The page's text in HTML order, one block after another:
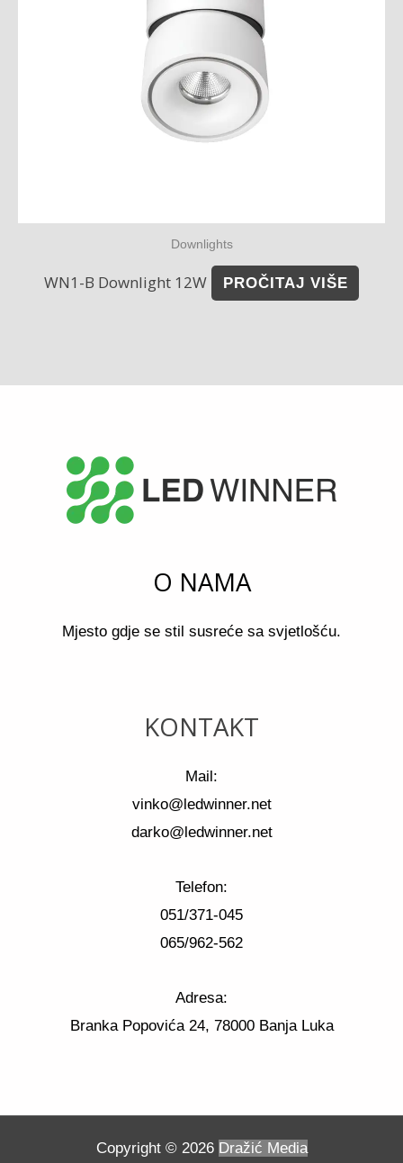
Downlights
WN1-B Downlight 12W PROČITAJ VIŠE
O NAMA
Mjesto gdje se stil susreće sa svjetlošću.
KONTAKT
Mail:
vinko@ledwinner.net
darko@ledwinner.net
Telefon:
051/371-045
065/962-562
Adresa:
Branka Popovića 24, 78000 Banja Luka
Copyright © 2026 Dražić Media